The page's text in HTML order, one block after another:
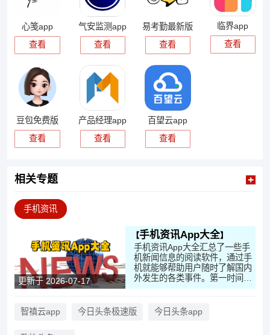
心笺app
查看
气安监测app
查看
易考勤最新版
查看
临界app
查看
豆包免费版
查看
产品经理app
查看
百望云app
查看
相关专题
手机资讯
更新于 2026-07-17
手机资讯App大全
手机资讯App大全汇总了一些手
机新闻信息的阅读软件，通过手
机就能够帮助用户随时了解国内
外发生的各类事件。第一时间查
看热点新闻，内容涵盖军事、科
需要出门也能掌握最新动态。日
常通勤、休息时打开手机浏览资
智禛云app 今日头条极速版 今日头条app